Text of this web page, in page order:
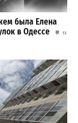
была Елена
в Одессе
13